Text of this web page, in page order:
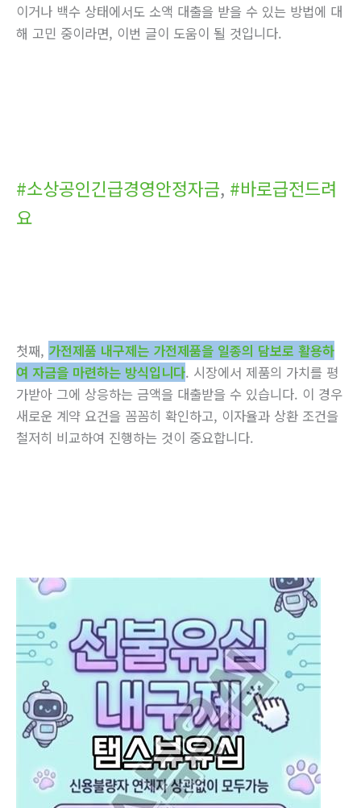
이거나 백수 상태에서도 소액 대출을 받을 수 있는 방법에 대
해 고민 중이라면, 이번 글이 도움이 될 것입니다.
#소상공인긴급경영안정자금, #바로급전드려
요
첫째, 가전제품 내구제는 가전제품을 일종의 담보로 활용하
여 자금을 마련하는 방식입니다. 시장에서 제품의 가치를 평
가받아 그에 상응하는 금액을 대출받을 수 있습니다. 이 경우
새로운 계약 요건을 꼼꼼히 확인하고, 이자율과 상환 조건을
철저히 비교하여 진행하는 것이 중요합니다.